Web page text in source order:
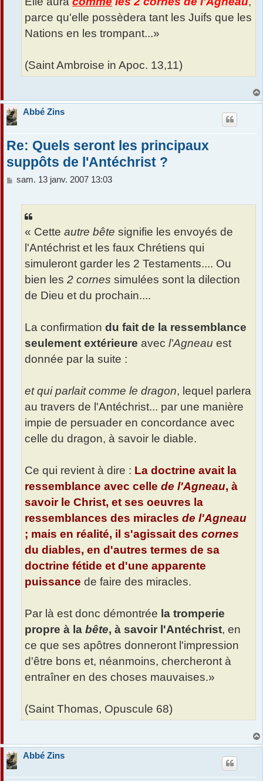
parce qu'elle possèdera tant les Juifs que les
Nations en les trompant...»
(Saint Ambroise in Apoc. 13,11)
Abbé Zins
Re: Quels seront les principaux
suppôts de l'Antéchrist ?
M
sam. 13 janv. 2007 13:03
« Cette autre bête signifie les envoyés de
l'Antéchrist et les faux Chrétiens qui
simuleront garder les 2 Testaments.... Ou
bien les 2 cornes simulées sont la dilection
de Dieu et du prochain....
La confirmation du fait de la ressemblance
seulement extérieure avec l'Agneau est
donnée par la suite :
et qui parlait comme le dragon, lequel parlera
au travers de l'Antéchrist... par une manière
impie de persuader en concordance avec
celle du dragon, à savoir le diable.
Ce qui revient à dire : La doctrine avait la
ressemblance avec celle de l'Agneau, à
savoir le Christ, et ses oeuvres la
ressemblances des miracles de l'Agneau
; mais en réalité, il s'agissait des cornes
du diables, en d'autres termes de sa
doctrine fétide et d'une apparente
puissance de faire des miracles.
Par là est donc démontrée la tromperie
propre à la bête, à savoir l'Antéchrist, en
ce que ses apôtres donneront l'impression
d'être bons et, néanmoins, chercheront à
entraîner en des choses mauvaises.»
(Saint Thomas, Opuscule 68)
Abbé Zins